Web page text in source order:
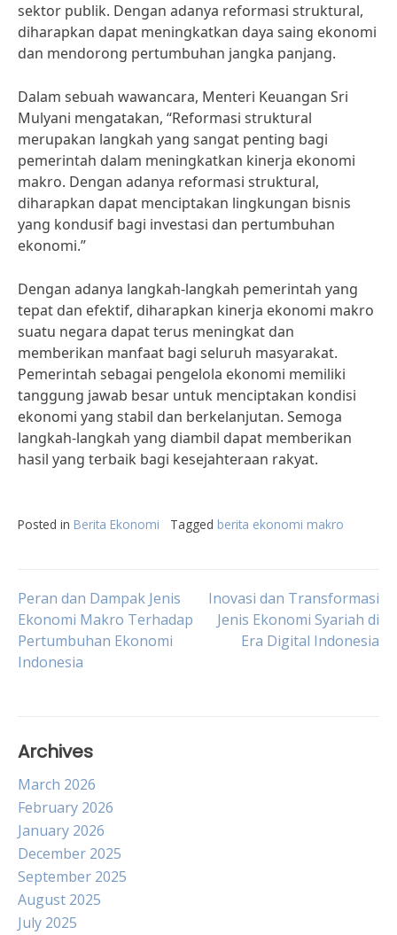
sektor publik. Dengan adanya reformasi struktural,
diharapkan dapat meningkatkan daya saing ekonomi
dan mendorong pertumbuhan jangka panjang.
Dalam sebuah wawancara, Menteri Keuangan Sri
Mulyani mengatakan, “Reformasi struktural
merupakan langkah yang sangat penting bagi
pemerintah dalam meningkatkan kinerja ekonomi
makro. Dengan adanya reformasi struktural,
diharapkan dapat menciptakan lingkungan bisnis
yang kondusif bagi investasi dan pertumbuhan
ekonomi.”
Dengan adanya langkah-langkah pemerintah yang
tepat dan efektif, diharapkan kinerja ekonomi makro
suatu negara dapat terus meningkat dan
memberikan manfaat bagi seluruh masyarakat.
Pemerintah sebagai pengelola ekonomi memiliki
tanggung jawab besar untuk menciptakan kondisi
ekonomi yang stabil dan berkelanjutan. Semoga
langkah-langkah yang diambil dapat memberikan
hasil yang terbaik bagi kesejahteraan rakyat.
Posted in Berita Ekonomi Tagged berita ekonomi makro
Post
navigation
Peran dan Dampak Jenis
Ekonomi Makro Terhadap
Pertumbuhan Ekonomi
Indonesia
Inovasi dan Transformasi
Jenis Ekonomi Syariah di
Era Digital Indonesia
Archives
March 2026
February 2026
January 2026
December 2025
September 2025
August 2025
July 2025